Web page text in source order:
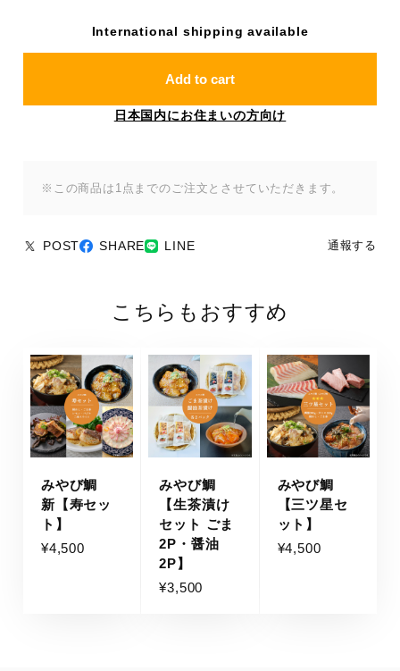
International shipping available
Add to cart
日本国内にお住まいの方向け
※この商品は1点までのご注文とさせていただきます。
POST SHARE LINE 通報する
こちらもおすすめ
みやび鯛
新【寿セッ
ト】
¥4,500
みやび鯛
【生茶漬け
セット ごま
2P・醤油
2P】
¥3,500
みやび鯛
【三ツ星セ
ット】
¥4,500